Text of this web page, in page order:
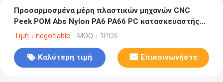
Προσαρμοσμένα μέρη πλαστικών μηχανών CNC
Peek POM Abs Nylon PA6 PA66 PC κατασκευαστής
εξαρτημάτων
Τιμή：negotiable MOQ：1PCS
Καλύτερη τιμή Επικοινωνήστε